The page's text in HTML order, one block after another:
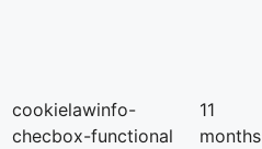
cookielawinfo-
checbox-functional
11
months